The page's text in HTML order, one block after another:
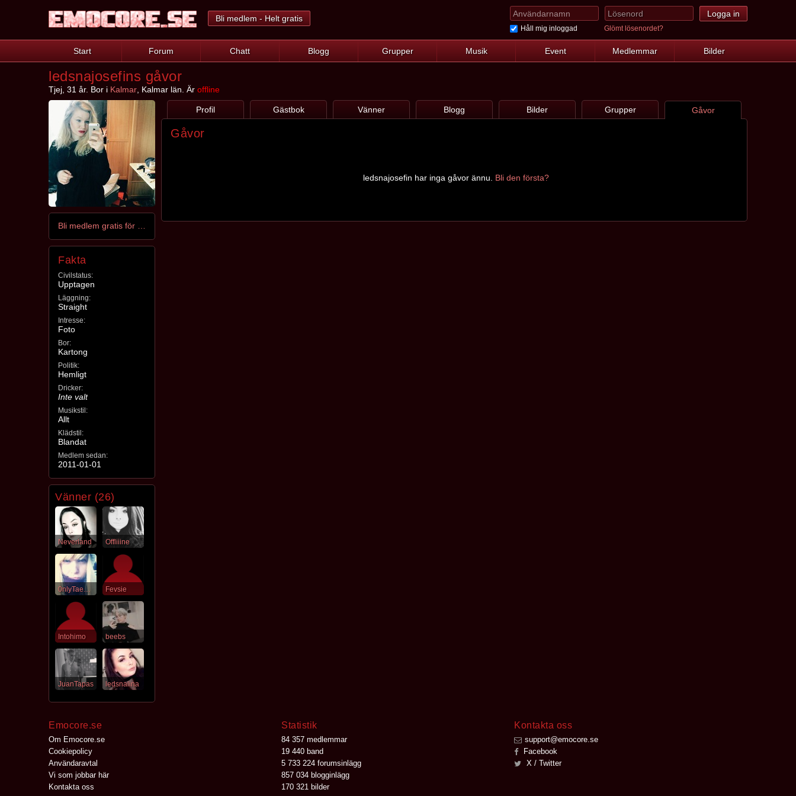
Bli medlem - Helt gratis
Håll mig inloggad Glömt lösenordet?
Start Forum Chatt Blogg Grupper Musik Event Medlemmar Bilder
ledsnajosefins gåvor
Tjej, 31 år. Bor i Kalmar , Kalmar län. Är offline
Fakta
Civilstatus:
Upptagen
Läggning:
Straight
Intresse:
Foto
Bor:
Kartong
Politik:
Hemligt
Dricker:
Inte valt
Musikstil:
Allt
Klädstil:
Blandat
Medlem sedan:
2011-01-01
Vänner (26)
Neverland Offliiine
0nlyTaemint Fevsie
Intohimo beebs
JuanTapas ledsnalina
Profil Gästbok Vänner Blogg Bilder Grupper Gåvor
Gåvor
ledsnajosefin har inga gåvor ännu. Bli den första?
Emocore.se
Om Emocore.se
Cookiepolicy
Användaravtal
Vi som jobbar här
Kontakta oss
Statistik
84 357 medlemmar
19 440 band
5 733 224 forumsinlägg
857 034 blogginlägg
170 321 bilder
Kontakta oss
support@emocore.se
Facebook
X / Twitter